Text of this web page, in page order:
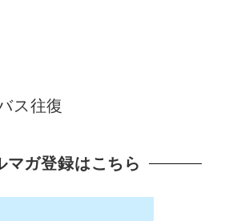
ス往復
マガ登録はこちら